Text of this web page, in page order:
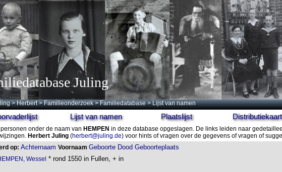
Juling
>Herbert >Familieonderzoek >Familiedatabase > Lijst van namen
Lijst van namen Plaatslijst Distributiekaart
personen onder de naam van HEMPEN in deze database opgeslagen. De links leiden naar
Herbert Juling (herbert@juling.de) voor hints of vragen over de gegevens of vragen of
op: Achternaam Voornaam Geboorte Dood Geboorteplaats
Wessel * rond 1550 in Fullen, + in